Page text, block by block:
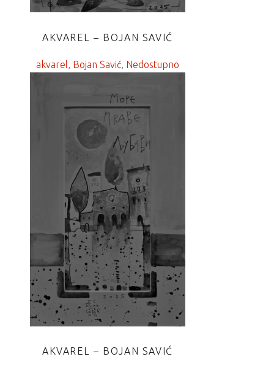
AKVAREL – BOJAN SAVIĆ
akvarel, Bojan Savić, Nedostupno
AKVAREL – BOJAN SAVIĆ